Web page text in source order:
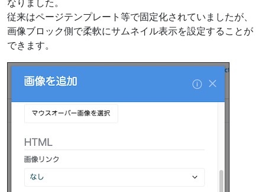
なりました。
従来はページテンプレート等で固定化されていましたが、
画像ブロック側で柔軟にサムネイル表示を設定することが
できます。